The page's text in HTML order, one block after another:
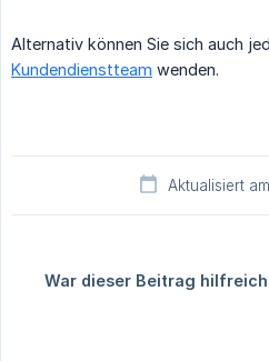
Alternativ können Sie sich auch
Kundendienstteam wenden.
Aktualisiert
War dieser Beitrag